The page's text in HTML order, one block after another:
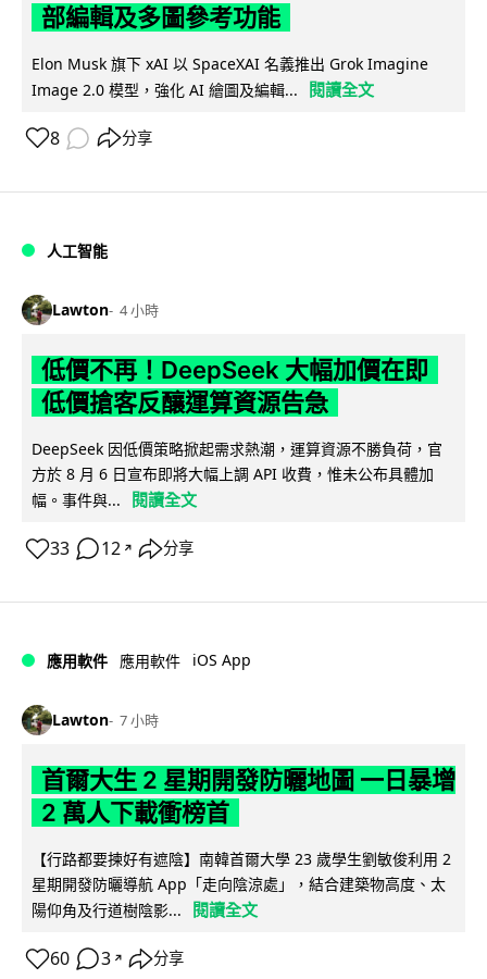
部編輯及多圖參考功能
Elon Musk 旗下 xAI 以 SpaceXAI 名義推出 Grok Imagine
Image 2.0 模型，強化 AI 繪圖及編輯...
閱讀全文
8 分享
人工智能
Lawton 4 小時
低價不再！DeepSeek 大幅加價在即
低價搶客反釀運算資源告急
DeepSeek 因低價策略掀起需求熱潮，運算資源不勝負荷，官
方於 8 月 6 日宣布即將大幅上調 API 收費，惟未公布具體加
幅。事件與...
閱讀全文
33 12 ↗ 分享
應用軟件 應用軟件 iOS App
Lawton 7 小時
首爾大生 2 星期開發防曬地圖 一日暴增
2 萬人下載衝榜首
【行路都要揀好有遮陰】南韓首爾大學 23 歲學生劉敏俊利用 2
星期開發防曬導航 App「走向陰涼處」，結合建築物高度、太
陽仰角及行道樹陰影...
閱讀全文
60 3 ↗ 分享